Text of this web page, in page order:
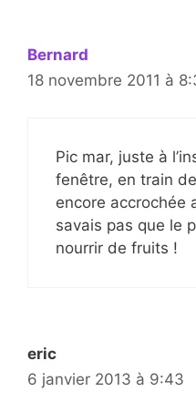
Bernard
18 novembre 2011 à
Pic mar, juste à
fenêtre, en train
encore accrochée
savais pas que le
nourrir de fruits !
eric
6 janvier 2013 à 9:43